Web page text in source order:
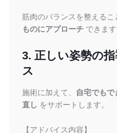
筋肉のバランスを整えるこ
ものにアプローチできます
3. 正しい姿勢の
ス
施術に加えて、
自宅でも
直し をサポートします。
【アドバイス内容】